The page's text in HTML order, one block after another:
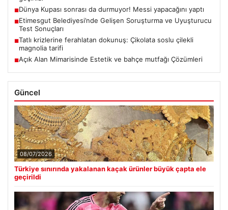
■Dünya Kupası sonrası da durmuyor! Messi yapacağını yaptı
■Etimesgut Belediyesi’nde Gelişen Soruşturma ve Uyuşturucu
Test Sonuçları
■Tatlı krizlerine ferahlatan dokunuş: Çikolata soslu çilekli
magnolia tarifi
■Açık Alan Mimarisinde Estetik ve bahçe mutfağı Çözümleri
Güncel
08/07/2026
Türkiye sınırında yakalanan kaçak ürünler büyük çapta ele
geçirildi